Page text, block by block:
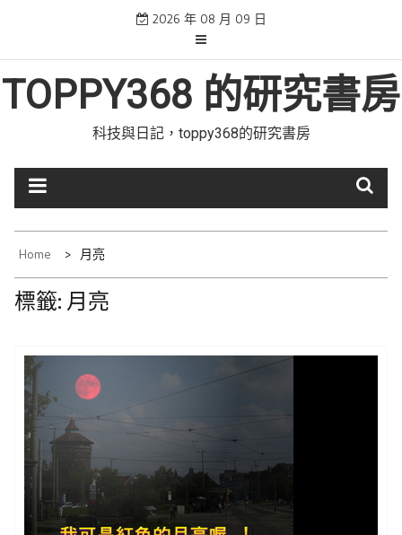
2026 年 08 月 09 日
TOPPY368 的研究書房
科技與日記，toppy368的研究書房
Home 月亮
標籤: 月亮